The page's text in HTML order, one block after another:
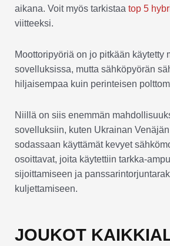
aikana. Voit myös tarkistaa top 5
viitteeksi.
Moottoripyöriä on jo pitkään käytetty
sovelluksissa, mutta sähköpyörän
hiljaisempaa kuin perinteisen
Niillä on siis enemmän
sovelluksiin, kuten Ukrainan
sodassaan käyttämät kevyet
osoittavat, joita käytettiin tarkka-
sijoittamiseen ja
kuljettamiseen.
JOUKOT